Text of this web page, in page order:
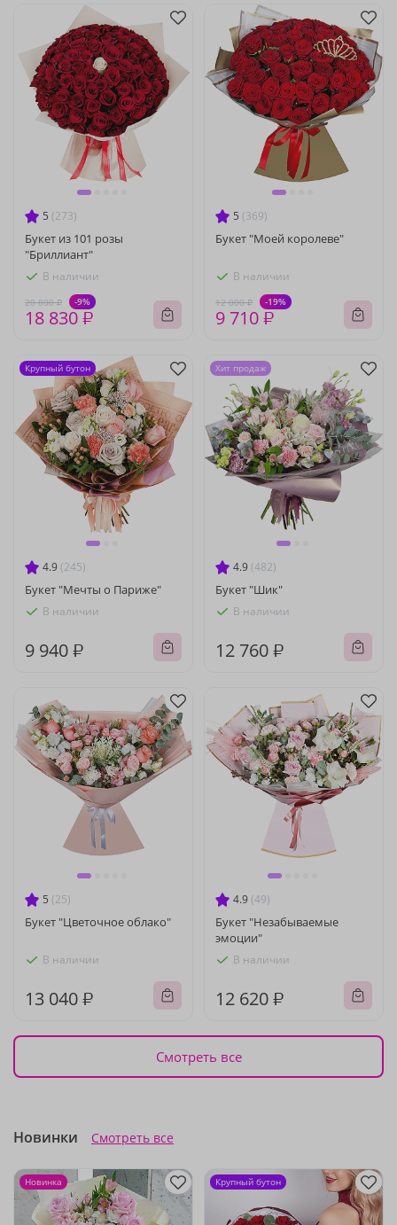
5 (273)
Букет из 101 розы
"Бриллиант"
В наличии
20 800 ₽ -9%
18 830 ₽
5 (369)
Букет "Моей королеве"
В наличии
12 000 ₽ -19%
9 710 ₽
4.9 (245)
Букет "Мечты о Париже"
В наличии
9 940 ₽
Крупный бутон
4.9 (482)
Букет "Шик"
В наличии
12 760 ₽
Хит продаж
5 (25)
Букет "Цветочное облако"
В наличии
13 040 ₽
4.9 (49)
Букет "Незабываемые
эмоции"
В наличии
12 620 ₽
Смотреть все
Новинки Смотреть все
Новинка Крупный бутон